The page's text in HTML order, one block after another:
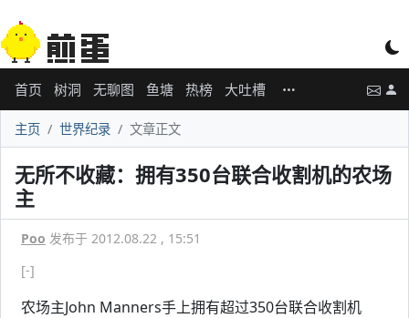
首页 树洞 无聊图 鱼塘 热榜 大吐槽
主页 世界纪录 文章正文
无所不收藏：拥有350台联合收割机的农场
主
Poo 发布于 2012.08.22 , 15:51
[-]
农场主John Manners手上拥有超过350台联合收割机